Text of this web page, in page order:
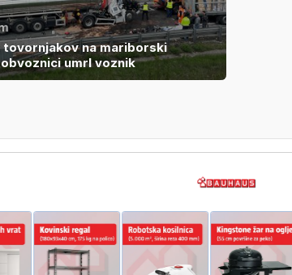
tovornjakov na mariborski
umrl voznik